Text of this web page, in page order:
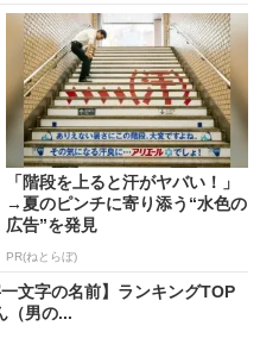
「階段を上ると汗がヤバい！」
→夏のピンチに寄り添う“水色の
広告”を発見
PR(ねとらぼ)
一文字の名前】ランキングTOP
男の...